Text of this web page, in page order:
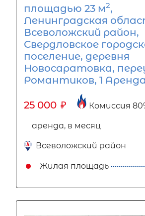
площадью 23 м2,
Ленинградская
Всеволожский район,
Свердловское
поселение, деревня
Новосаратовка,
Романтиков, 1 Аренда
25 000 ₽ Комиссия
аренда, в месяц
Всеволожский район
Жилая площадь